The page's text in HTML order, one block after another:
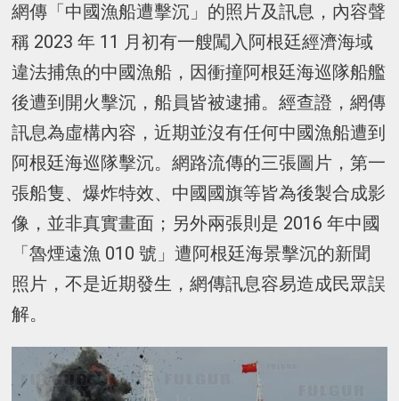
網傳「中國漁船遭擊沉」的照片及訊息，內容聲
稱 2023 年 11 月初有一艘闖入阿根廷經濟海域
違法捕魚的中國漁船，因衝撞阿根廷海巡隊船艦
後遭到開火擊沉，船員皆被逮捕。經查證，網傳
訊息為虛構內容，近期並沒有任何中國漁船遭到
阿根廷海巡隊擊沉。網路流傳的三張圖片，第一
張船隻、爆炸特效、中國國旗等皆為後製合成影
像，並非真實畫面；另外兩張則是 2016 年中國
「魯煙遠漁 010 號」遭阿根廷海景擊沉的新聞
照片，不是近期發生，網傳訊息容易造成民眾誤
解。